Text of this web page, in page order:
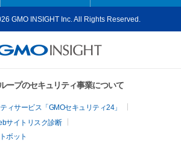
GMO INSIGHT Inc. All Rights Reserved.
ープのセキュリティ事業について
ィサービス「GMOセキュリティ24」
サイトリスク診断
ボット